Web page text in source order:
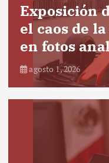
Exposición
el caos de
en fotos
agosto 1, 2026